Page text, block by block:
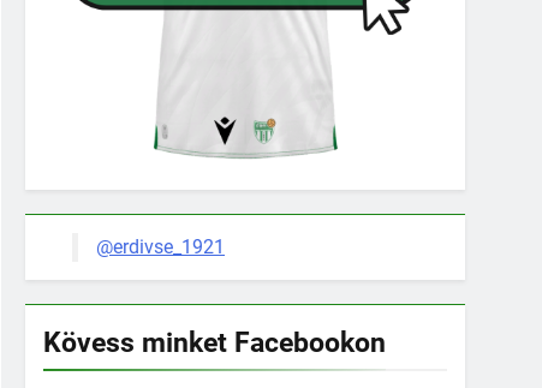
@erdivse_1921
Kövess minket Facebookon